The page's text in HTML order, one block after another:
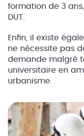
formation de 3
DUT.
Enfin, il existe
ne nécessite pas
demande malgré
universitaire en
urbanisme.